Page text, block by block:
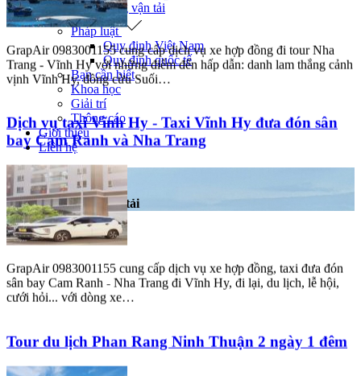
Giao thông vận tải
Pháp luật
Quy định Việt Nam
Quy định quốc tế
Bạn cần biết
Khoa học
Giải trí
Thông cáo
Giới thiệu
Liên hệ
Trang chủ
Tin tức
Giao thông vận tải
Tin tức nổi bật
GrapAir 0983001155 cung cấp dịch vụ xe hợp đồng đi tour Nha
Trang - Vĩnh Hy với những điểm đến hấp dẫn: danh lam thắng cảnh
vịnh Vĩnh Hy, đồng cừu Suối…
Dịch vụ taxi Vĩnh Hy - Taxi Vĩnh Hy đưa đón sân
bay Cam Ranh và Nha Trang
GrapAir 0983001155 cung cấp dịch vụ xe hợp đồng, taxi đưa đón
sân bay Cam Ranh - Nha Trang đi Vĩnh Hy, đi lại, du lịch, lễ hội,
cưới hỏi... với dòng xe…
Tour du lịch Phan Rang Ninh Thuận 2 ngày 1 đêm